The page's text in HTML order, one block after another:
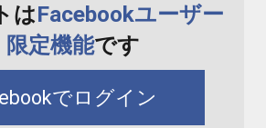
はFacebookユーザー
限定機能です
でログイン